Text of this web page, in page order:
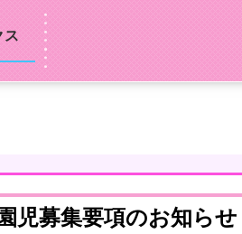
ス
児募集要項のお知らせ